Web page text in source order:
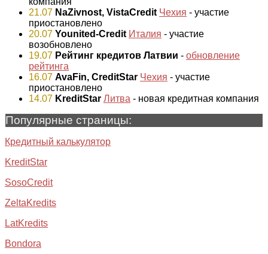
21.07 NaZivnost, VistaCredit Чехия - участие
приостановлено
20.07 Younited-Credit Италия - участие
возобновлено
19.07 Рейтинг кредитов Латвии - обновление
рейтинга
16.07 AvaFin, CreditStar Чехия - участие
приостановлено
14.07 KreditStar Литва - новая кредитная компания
Популярные страницы:
Кредитный калькулятор
KreditStar
SosoCredit
ZeltaKredits
LatKredits
Bondora